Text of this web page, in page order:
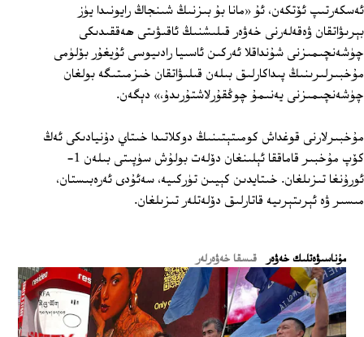
ئەسكەرتىپ ئۆتكەن، ئۇ «مانا بۇ بىزنىڭ شىنجاڭ رايونىدا يۈز
بېرىۋاتقان ۋەقەلەرنى خەۋەر قىلىشنىڭ ئاقىۋىتى ھەققىدىكى
چۈشەنچىمىزنى شۇنداقلا ئەركىن ئاسىيا رادىيوسى ئۇيغۇر بۆلۈمى
مۇخبىرلىرىنىڭ پىداكارلىق بىلەن قىلىۋاتقان خىزمىتىگە بولغان
چۈشەنچىمىزنى يەنىمۇ چوڭقۇرلاشتۇرىدۇ،» دېگەن.
مۇخبىرلارنى قوغداش كومىتېتىنىڭ دوكلاتىدا خىتاي دۇنيادىكى ئەڭ
كۆپ مۇخبىر قاماققا ئېلىنغان دۆلەت بولۇش سۈپىتى بىلەن 1-
ئورۇنغا تىزىلغان. خىتايدىن كېيىن تۈركىيە، سەئۇدى ئەرەبىستان،
مىسىر ۋە ئېرىتېرىيە قاتارلىق دۆلەتلەر تىزىلغان.
ﻣﯘﻧﺎﺳﯩﯟﻩﺗﻠﯩﻚ ﺧﻪﯞﻩﺭ قىسقا خەۋەرلەر